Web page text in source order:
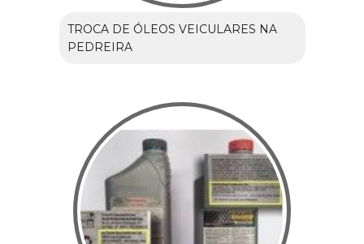
TROCA DE ÓLEOS VEICULARES NA
PEDREIRA